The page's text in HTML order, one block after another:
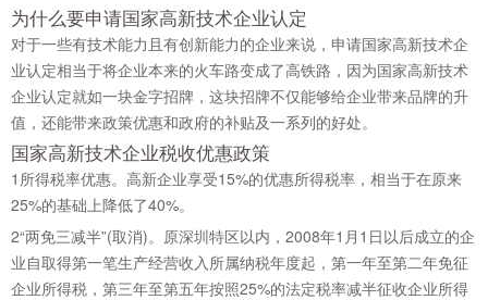
为什么要申请国家高新技术企业认定
对于一些有技术能力且有创新能力的企业来说，申请国家高新技术企
业认定相当于将企业本来的火车路变成了高铁路，因为国家高新技术
企业认定就如一块金字招牌，这块招牌不仅能够给企业带来品牌的升
值，还能带来政策优惠和政府的补贴及一系列的好处。
国家高新技术企业税收优惠政策
1 所得税率优惠。高新企业享受15%的优惠所得税率，相当于在原来
25%的基础上降低了40%。
2“两免三减半”(取消)。原深圳特区以内，2008年1月1日以后成立的企
业自取得第一笔生产经营收入所属纳税年度起，第一年至第二年免征
企业所得税，第三年至第五年按照25%的法定税率减半征收企业所得